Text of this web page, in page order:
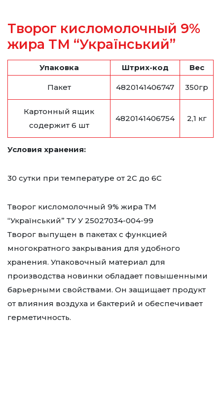
Творог кисломолочный 9%
жира ТМ “Український”
Упаковка Штрих-код Вес
Пакет 4820141406747 350гр
Картонный ящик
содержит 6 шт
4820141406754 2,1 кг
Условия хранения:
30 сутки при температуре от 2С до 6С
Творог кисломолочный 9% жира ТМ
“Український” ТУ У 25027034-004-99
Творог выпущен в пакетах с функцией
многократного закрывания для удобного
хранения. Упаковочный материал для
производства новинки обладает повышенными
барьерными свойствами. Он защищает продукт
от влияния воздуха и бактерий и обеспечивает
герметичность.